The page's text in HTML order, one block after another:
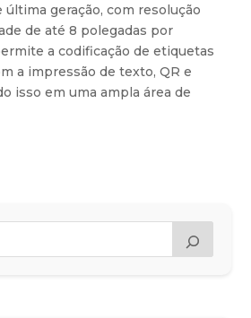
geração, com resolução
de até 8 polegadas por
a codificação de etiquetas
a impressão de texto, QR e
isso em uma ampla área de